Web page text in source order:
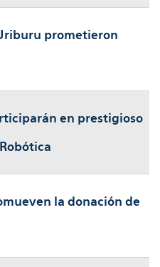
prometieron
en prestigioso
la donación de